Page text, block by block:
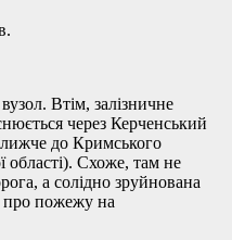
Втім, залізничне
через Керченський
до Кримського
області). Схоже, там не
а солідно зруйнована
про пожежу на